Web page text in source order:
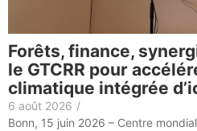
Forêts, finance,
le GTCRR pour
climatique intégrée
6 août 2026 /
Bonn, 15 juin 2026 – Centre